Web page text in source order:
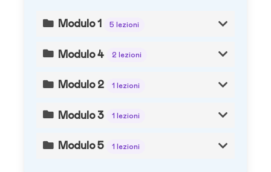
Modulo 1 5 lezioni
Modulo 4 2 lezioni
Modulo 2 1 lezioni
Modulo 3 1 lezioni
Modulo 5 1 lezioni